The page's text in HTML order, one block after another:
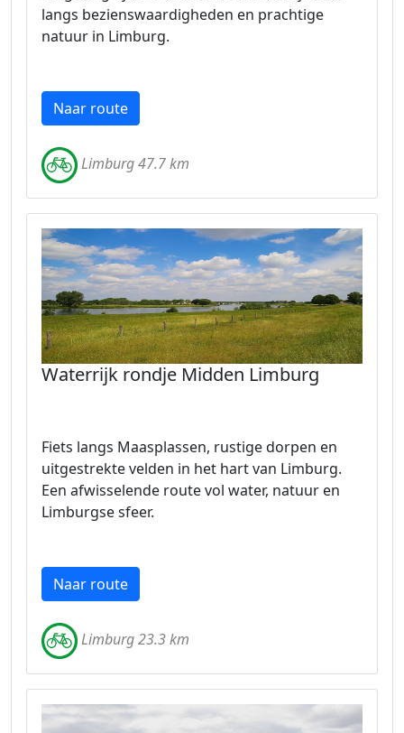
langs bezienswaardigheden en prachtige
natuur in Limburg.
Naar route
Limburg 47.7 km
Waterrijk rondje Midden Limburg
Fiets langs Maasplassen, rustige dorpen en
uitgestrekte velden in het hart van Limburg.
Een afwisselende route vol water, natuur en
Limburgse sfeer.
Naar route
Limburg 23.3 km